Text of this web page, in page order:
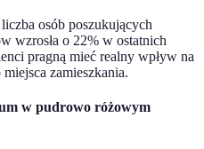
osób poszukujących
wzrosła o 22% w ostatnich
pragną mieć realny wpływ na
zamieszkania.
w pudrowo różowym